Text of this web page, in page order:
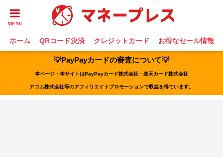
ホーム QRコード決済 クレジットカード お得なセール情報
💡PayPayカードの審査について💡
本ページ・本サイトはPayPayカード株式会社・楽天カード株式会社
アコム株式会社等のアフィリエイトプロモーションで収益を得ています。